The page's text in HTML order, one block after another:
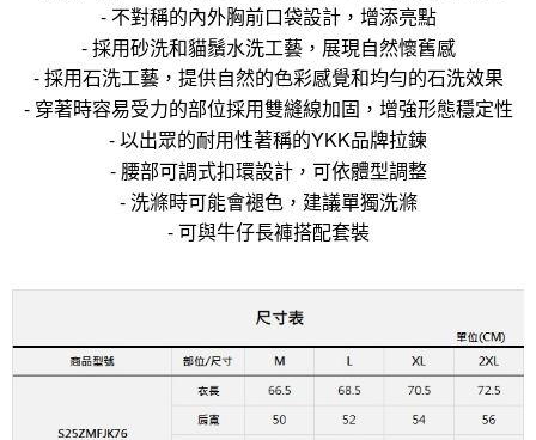
- 不對稱的內外胸前口袋設計，增添亮點
- 採用砂洗和貓鬚水洗工藝，展現自然懷舊感
- 採用石洗工藝，提供自然的色彩感覺和均勻的石洗效果
- 穿著時容易受力的部位採用雙縫線加固，增強形態穩定性
- 以出眾的耐用性著稱的YKK品牌拉鍊
- 腰部可調式扣環設計，可依體型調整
- 洗滌時可能會褪色，建議單獨洗滌
- 可與牛仔長褲搭配套裝